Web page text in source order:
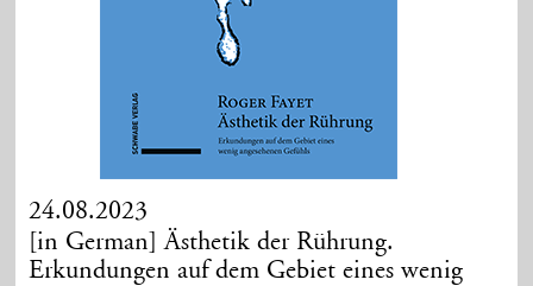
24.08.2023
[in German] Ästhetik der Rührung.
Erkundungen auf dem Gebiet eines wenig